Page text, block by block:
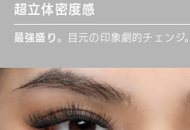
超立体密度感
最強盛り 。目元の印象劇的チェンジ。